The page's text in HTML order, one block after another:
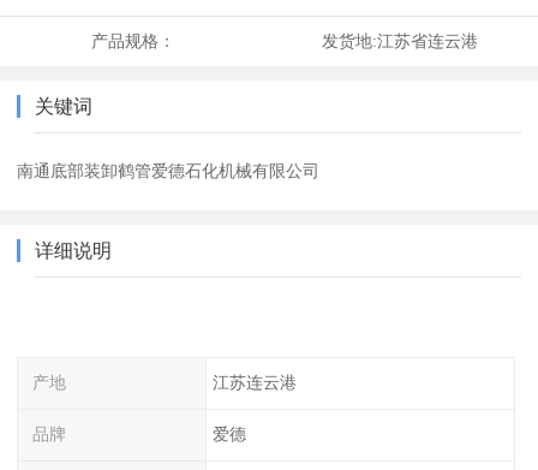
产品规格： 发货地:江苏省连云港
关键词
南通底部装卸鹤管爱德石化机械有限公司
详细说明
产地 江苏连云港
品牌 爱德